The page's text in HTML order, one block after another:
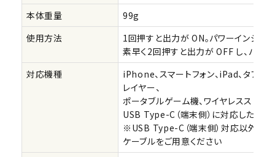
本体重量
99g
使用方法
1回押すと出力が ON。パワーインジケ
素早く2回押すと出力が OFF し、パワ
対応機種
iPhone、スマートフォン、iPad、タブレ
レイヤー、
ポータブルゲーム機、ワイヤレススピー
USB Type-C（端末側）に対応した各
※USB Type-C（端末側）対応以外の
ケーブルをご用意ください